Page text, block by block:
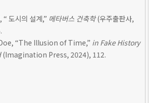
“ 도시의 설계,” 메타버스 건축학(우주출판사,
“The Illusion of Time,” in Fake History
(Imagination Press, 2024), 112.